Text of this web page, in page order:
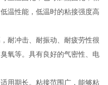
温性能，低温时的粘接强度高
耐冲击、耐振动、耐疲劳性很
氧等。具有良好的气密性、电
用期长。粘接范围广，能够粘